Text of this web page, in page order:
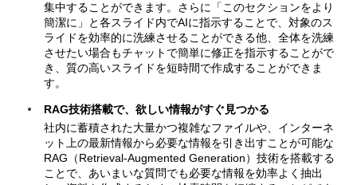
集中することができます。さらに「このセクションをより
簡潔に」と各スライド内でAIに指示することで、対象のス
ライドを効率的に洗練させることができる他、全体を洗練
させたい場合もチャットで簡単に修正を指示することがで
き、質の高いスライドを短時間で作成することができま
す。
RAG技術搭載で、欲しい情報がすぐ見つかる
社内に蓄積された大量かつ複雑なファイルや、インターネ
ット上の最新情報から必要な情報を引き出すことが可能な
RAG（Retrieval-Augmented Generation）技術を搭載する
ことで、あいまいな質問でも必要な情報を効率よく抽出